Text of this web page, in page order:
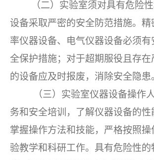
（二）实验室须对具有危险
设备采取严密的安全防范措施。精
率仪器设备、电气仪器设备必须有
全保护措施；对于超期服役且存在
的设备应及时报废，消除安全隐患
（三）实验室仪器设备操作
务和安全培训，了解仪器设备的性
掌握操作方法和技能，严格按照操
验教学和科研工作。具有危险性的